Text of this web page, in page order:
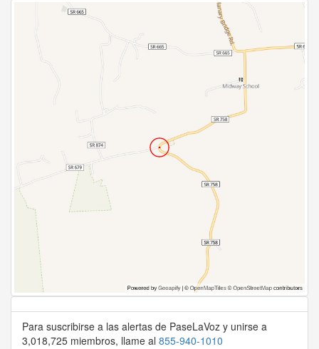
Para suscribirse a las alertas de PaseLaVoz y unirse a
3,018,725 miembros, llame al 855-940-1010